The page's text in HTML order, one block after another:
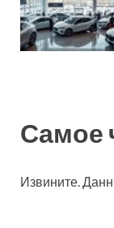
Самое
Извините.